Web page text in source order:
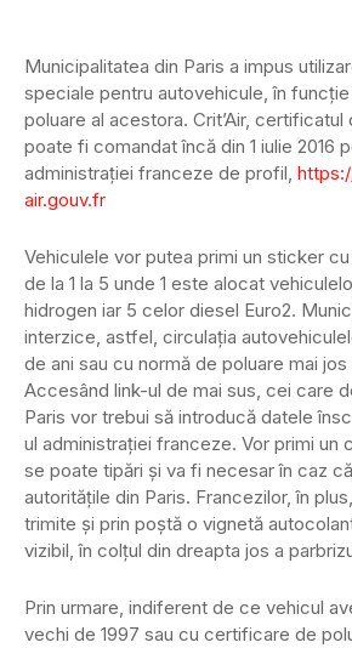
Municipalitatea din Paris a impus
speciale pentru autovehicule, în
poluare al acestora. Crit’Air, certificatul
poate fi comandat încă din 1 iulie 2016
administrației franceze de profil,
air.gouv.fr
Vehiculele vor putea primi un sticker
de la 1 la 5 unde 1 este alocat
hidrogen iar 5 celor diesel Euro2.
interzice, astfel, circulația
de ani sau cu normă de poluare mai jos
Accesând link-ul de mai sus, cei care
Paris vor trebui să introducă datele
ul administrației franceze. Vor primi un
se poate tipări și va fi necesar în caz
autoritățile din Paris. Francezilor, în
trimite și prin poștă o vignetă
vizibil, în colțul din dreapta jos a
Prin urmare, indiferent de ce vehicul
vechi de 1997 sau cu certificare de